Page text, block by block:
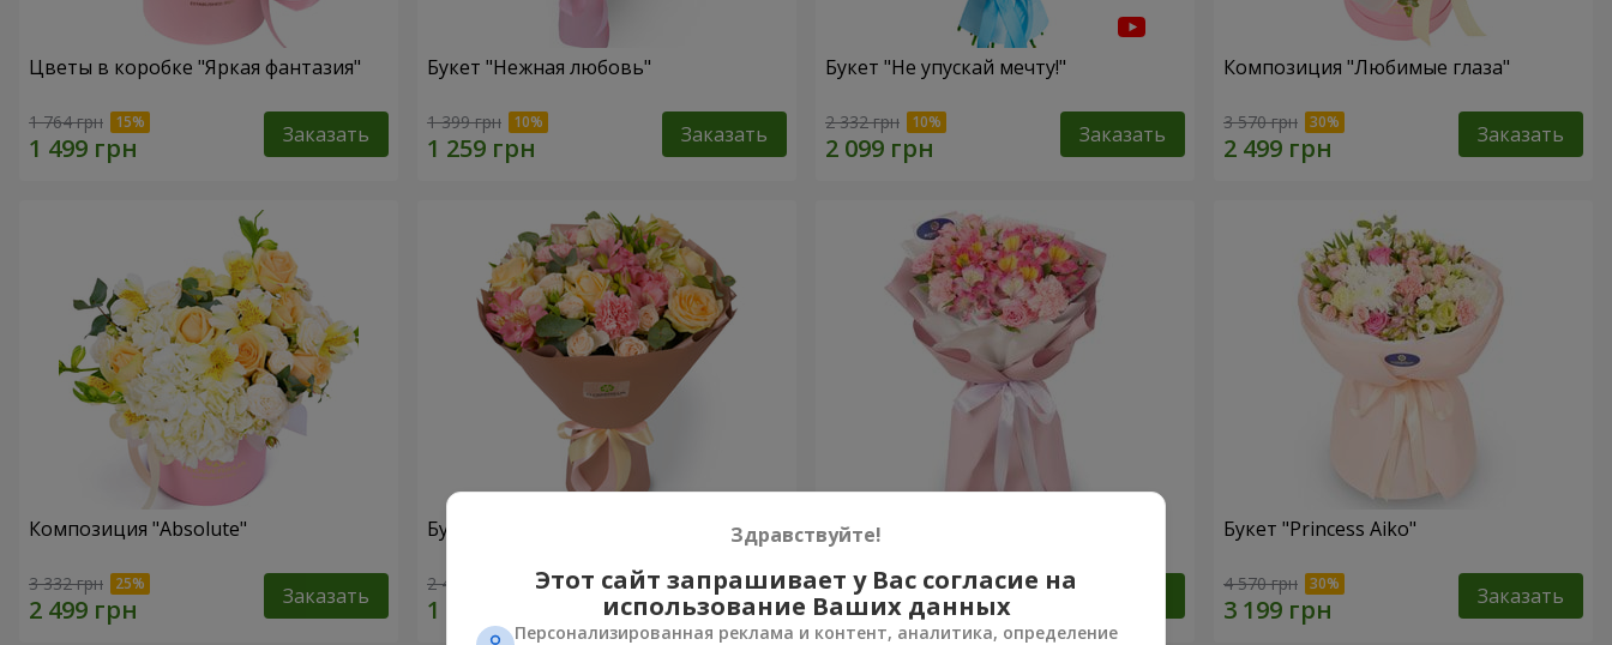
Цветы в коробке "Яркая фантазия"
1 764 грн Заказать
Букет "Нежная любовь"
1 399 грн Заказать
Букет "Не упускай мечту!"
2 332 грн Заказать
Композиция "Любимые глаза"
3 570 грн Заказать
Композиция "Absolute"
3 332 грн Заказать
Букет "Шедевр"
2 499 грн Заказать
Букет "Океан цветов"
1 332 грн
Букет "Princess Aiko"
4 570 грн Заказать
Здравствуйте!
Этот сайт запрашивает у Вас согласие на
использование Ваших данных
Персонализированная реклама и контент, аналитика, определение